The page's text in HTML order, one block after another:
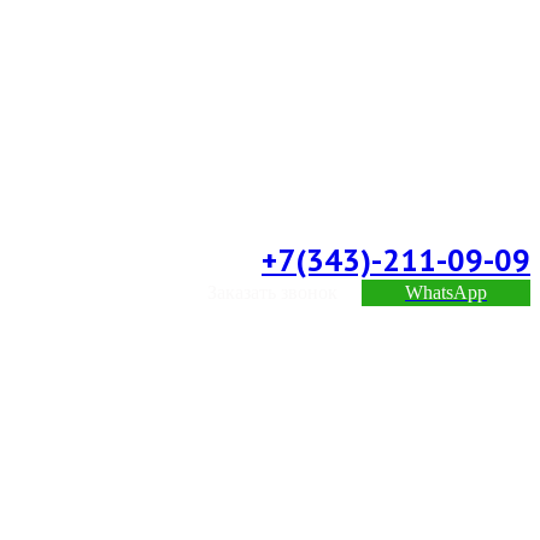
+7(343)-211-09-09
WhatsApp